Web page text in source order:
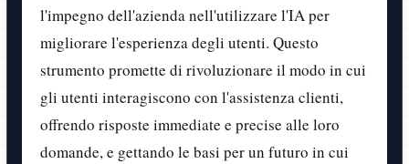
l'impegno dell'azienda nell'utilizzare l'IA per
migliorare l'esperienza degli utenti. Questo
strumento promette di rivoluzionare il modo in cui
gli utenti interagiscono con l'assistenza clienti,
offrendo risposte immediate e precise alle loro
domande, e gettando le basi per un futuro in cui